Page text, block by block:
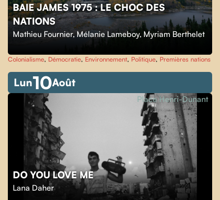
BAIE JAMES 1975 : LE CHOC DES
NATIONS
Mathieu Fournier,Mélanie Lameboy, Myriam Berthelet
Colonialisme, Démocratie, Environnement, Politique, Premières nations
Lun10Août
DO YOU LOVE ME
Lana Daher
Place Henri-Dunant